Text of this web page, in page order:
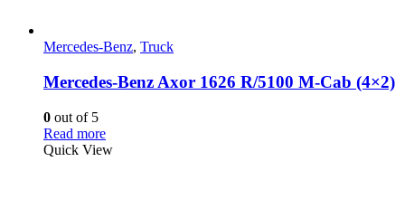
Mercedes-Benz, Truck
Mercedes-Benz Axor 1626 R/5100 M-Cab (4×2)
0 out of 5
Read more
Quick View